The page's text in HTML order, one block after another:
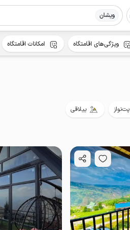
ویشان
پت‌نواز ییلاقی
ویژگی‌های اقامتگاه امکانات اقامتگاه